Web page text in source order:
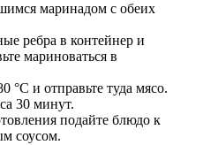
маринадом с обеих
ребра в контейнер и
мариноваться в
°С и отправьте туда мясо.
30 минут.
подайте блюдо к
соусом.